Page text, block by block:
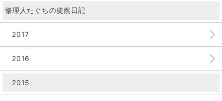
修理人たぐちの徒然日記
2017
2016
2015